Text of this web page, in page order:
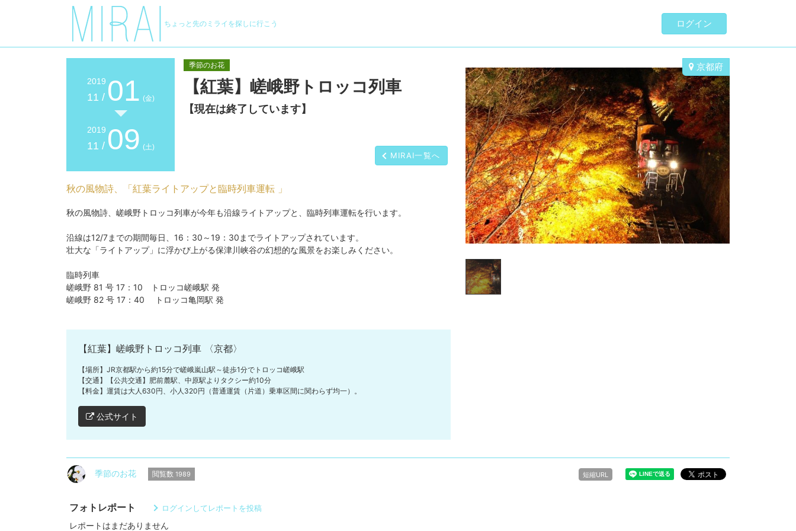
ちょっと先のミライを探しに行こう ログイン
京都府
2019
11 / 01 (金)
2019
11 / 09 (土)
季節のお花
【紅葉】嵯峨野トロッコ列車
【現在は終了しています】
MIRAI一覧へ
秋の風物詩、「紅葉ライトアップと臨時列車運転 」
秋の風物詩、嵯峨野トロッコ列車が今年も沿線ライトアップと、臨時列車運転を行います。
沿線は12/7までの期間毎日、16：30～19：30までライトアップされています。
壮大な「ライトアップ」に浮かび上がる保津川峡谷の幻想的な風景をお楽しみください。
臨時列車
嵯峨野 81 号 17：10 トロッコ嵯峨駅 発
嵯峨野 82 号 17：40 トロッコ亀岡駅 発
【紅葉】嵯峨野トロッコ列車 〈京都〉
【場所】JR京都駅から約15分で嵯峨嵐山駅～徒歩1分でトロッコ嵯峨駅
【交通】【公共交通】肥前麓駅、中原駅よりタクシー約10分
【料金】運賃は大人630円、小人320円（普通運賃（片道）乗車区間に関わらず均一）。
公式サイト
季節のお花 閲覧数 1989 短縮URL
フォトレポート ログインしてレポートを投稿
レポートはまだありません